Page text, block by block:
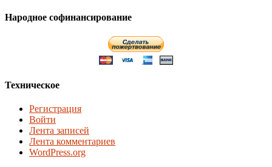
Народное софинансирование
Техническое
Регистрация
Войти
Лента записей
Лента комментариев
WordPress.org